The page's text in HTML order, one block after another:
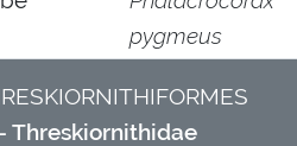
pygmeus
Threskiornithidae